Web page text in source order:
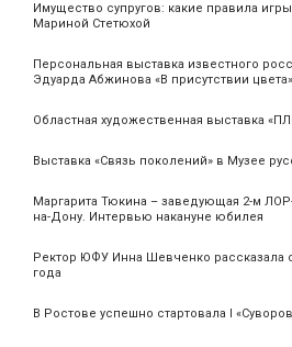
Имущество супругов: какие правила
Мариной Стетюхой
Персональная выставка известного
Эдуарда Абжинова «В присутствии
Областная художественная выставка
Выставка «Связь поколений» в Музее
Маргарита Тюкина – заведующая 2-м
на-Дону. Интервью накануне юбилея
Ректор ЮФУ Инна Шевченко рассказала
года
В Ростове успешно стартовала I